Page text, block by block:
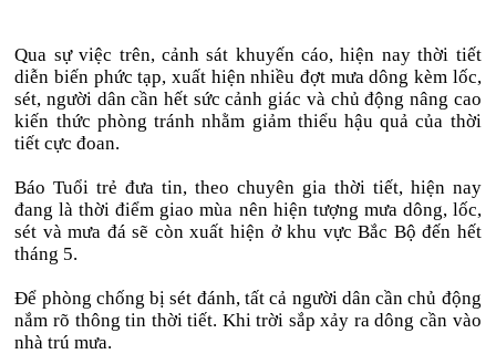
Qua sự việc trên, cảnh sát khuyến cáo, hiện nay thời tiết
diễn biến phức tạp, xuất hiện nhiều đợt mưa dông kèm lốc,
sét, người dân cần hết sức cảnh giác và chủ động nâng cao
kiến thức phòng tránh nhằm giảm thiểu hậu quả của thời
tiết cực đoan.
Báo Tuổi trẻ đưa tin, theo chuyên gia thời tiết, hiện nay
đang là thời điểm giao mùa nên hiện tượng mưa dông, lốc,
sét và mưa đá sẽ còn xuất hiện ở khu vực Bắc Bộ đến hết
tháng 5.
Để phòng chống bị sét đánh, tất cả người dân cần chủ động
nắm rõ thông tin thời tiết. Khi trời sắp xảy ra dông cần vào
nhà trú mưa.